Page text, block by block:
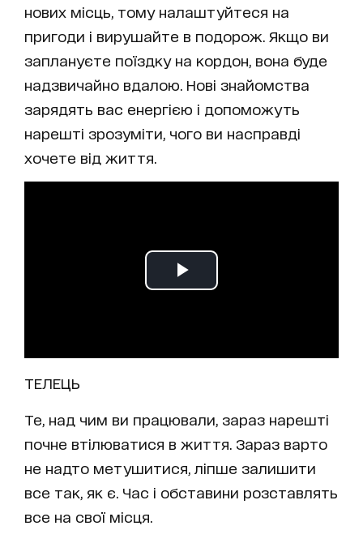
нових місць, тому налаштуйтеся на
пригоди і вирушайте в подорож. Якщо ви
заплануєте поїздку на кордон, вона буде
надзвичайно вдалою. Нові знайомства
зарядять вас енергією і допоможуть
нарешті зрозуміти, чого ви насправді
хочете від життя.
ТЕЛЕЦЬ
Те, над чим ви працювали, зараз нарешті
почне втілюватися в життя. Зараз варто
не надто метушитися, ліпше залишити
все так, як є. Час і обставини розставлять
все на свої місця.